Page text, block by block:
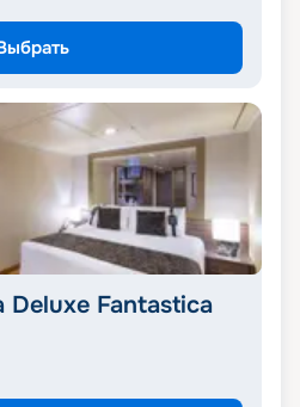
Deluxe Fantastica